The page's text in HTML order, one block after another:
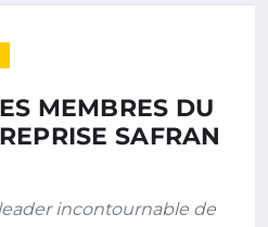
MEMBRES DU
SAFRAN
incontournable de